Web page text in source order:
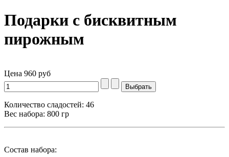
Подарки с бисквитным
пирожным
Цена 960 руб
Количество сладостей: 46
Вес набора: 800 гр
Состав набора: